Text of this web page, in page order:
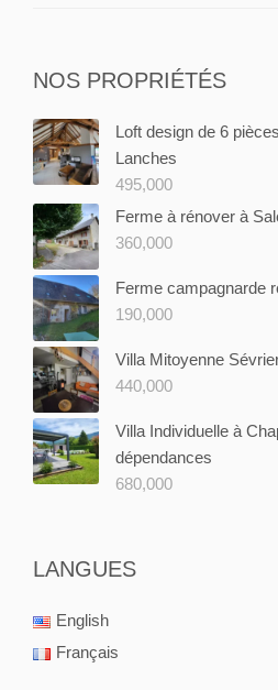
NOS PROPRIÉTÉS
Loft design de 6
Lanches
495,000
Ferme à rénover à
360,000
Ferme campagnarde
190,000
Villa Mitoyenne
440,000
Villa Individuelle à
dépendances
680,000
LANGUES
English
Français